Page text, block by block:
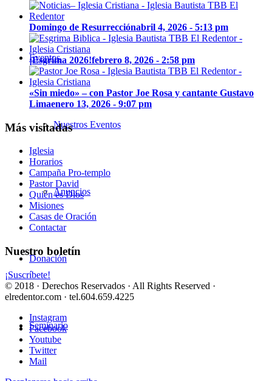
Eventos
Nuestros Eventos
Anuncios
Donación
Seminario
Domingo de Resurrecciónabril 4, 2026 - 5:13 pm
¡Esgrima 2026!febrero 8, 2026 - 2:58 pm
«Sin miedo» – con Pastor Joe Rosa y cantante Gustavo
Limaenero 13, 2026 - 9:07 pm
Más visitadas
Iglesia
Horarios
Campaña Pro-templo
Pastor David
Quién es Dios
Misiones
Casas de Oración
Contactar
Nuestro boletín
¡Suscríbete!
© 2018 · Derechos Reservados · All Rights Reserved ·
elredentor.com · tel.604.659.4225
Instagram
Facebook
Youtube
Twitter
Mail